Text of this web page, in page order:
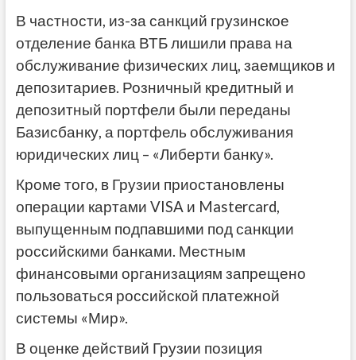
В частности, из-за санкций грузинское
отделение банка ВТБ лишили права на
обслуживание физических лиц, заемщиков и
депозитариев. Розничный кредитный и
депозитный портфели были переданы
Базисбанку, а портфель обслуживания
юридических лиц – «Либерти банку».
Кроме того, в Грузии приостановлены
операции картами VISA и Mastercard,
выпущенным подпавшими под санкции
российскими банками. Местным
финансовыми организациям запрещено
пользоваться российской платежной
системы «Мир».
В оценке действий Грузии позиция